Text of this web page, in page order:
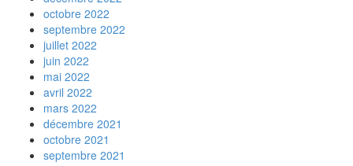
octobre 2022
septembre 2022
juillet 2022
juin 2022
mai 2022
avril 2022
mars 2022
décembre 2021
octobre 2021
septembre 2021